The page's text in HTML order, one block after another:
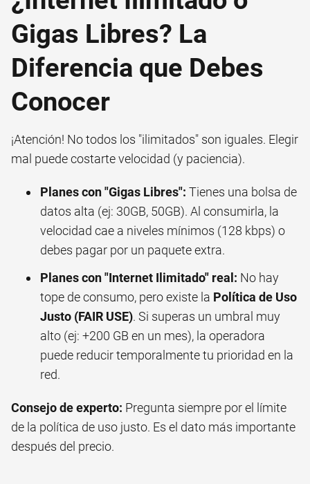
Gigas Libres? La
Diferencia que Debes
Conocer
¡Atención! No todos los "ilimitados" son iguales. Elegir
mal puede costarte velocidad (y paciencia).
Planes con "Gigas Libres": Tienes una bolsa de
datos alta (ej: 30GB, 50GB). Al consumirla, la
velocidad cae a niveles mínimos (128 kbps) o
debes pagar por un paquete extra.
Planes con "Internet Ilimitado" real: No hay
tope de consumo, pero existe la Política de Uso
Justo (FAIR USE). Si superas un umbral muy
alto (ej: +200 GB en un mes), la operadora
puede reducir temporalmente tu prioridad en la
red.
Consejo de experto: Pregunta siempre por el límite
de la política de uso justo. Es el dato más importante
después del precio.